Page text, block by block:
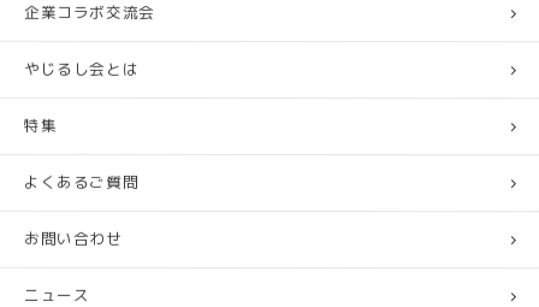
企業コラボ交流会
やじるし会とは
特集
よくあるご質問
お問い合わせ
ニュース